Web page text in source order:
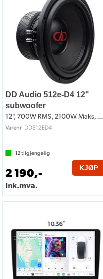
DD Audio 512e-D4 12"
subwoofer
12", 700W RMS, 2100W Maks, 2x4 Ohm
Varenr DD512ED4
12tilgjengelig
2 190,-
Ink.mva.
KJØP